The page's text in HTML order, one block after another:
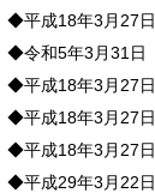
◆平成18年3月27日
◆令和5年3月31日
◆平成18年3月27日
◆平成18年3月27日
◆平成18年3月27日
◆平成29年3月22日